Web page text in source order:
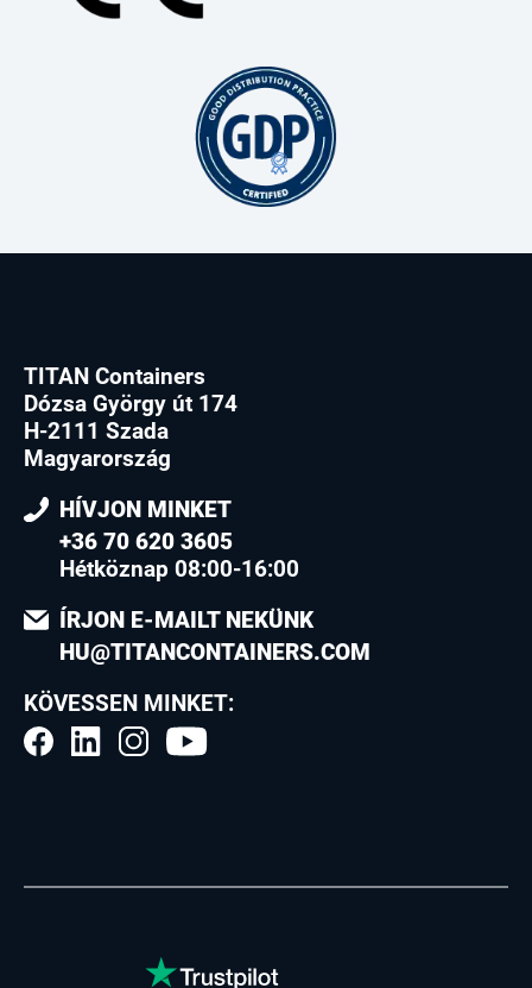
TITAN Containers
Dózsa György út 174
H-2111 Szada
Magyarország
HÍVJON MINKET
+36 70 620 3605
Hétköznap 08:00-16:00
ÍRJON E-MAILT NEKÜNK
HU@TITANCONTAINERS.COM
KÖVESSEN MINKET: